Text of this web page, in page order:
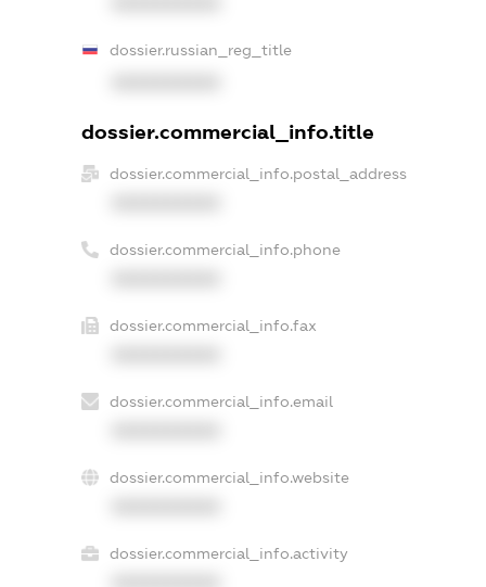
dossier.russian_reg_title
dossier.commercial_info.title
dossier.commercial_info.postal_address
dossier.commercial_info.phone
dossier.commercial_info.fax
dossier.commercial_info.email
dossier.commercial_info.website
dossier.commercial_info.activity